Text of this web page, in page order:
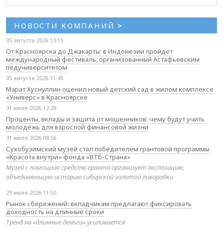
НОВОСТИ КОМПАНИЙ >
05 августа 2026 13:15
От Красноярска до Джакарты: в Индонезии пройдёт
международный фестиваль, организованный Астафьевским
педуниверситетом
05 августа 2026 11:45
Марат Хуснуллин оценил новый детский сад в жилом комплексе
«Универс» в Красноярске
31 июля 2026 12:28
Проценты, вклады и защита от мошенников: чему будут учить
молодёжь для взрослой финансовой жизни
31 июля 2026 08:56
Сухобузимский музей стал победителем грантовой программы
«Красота внутри» фонда «ВТБ-Страна»
Музей с помощью средств гранта организует экспозицию,
объединяющую историю сибирской золотой лихорадки
29 июля 2026 11:50
Рынок сбережений: вкладчикам предлагают фиксировать
доходность на длинные сроки
Тренд на «длинные деньги» усиливается